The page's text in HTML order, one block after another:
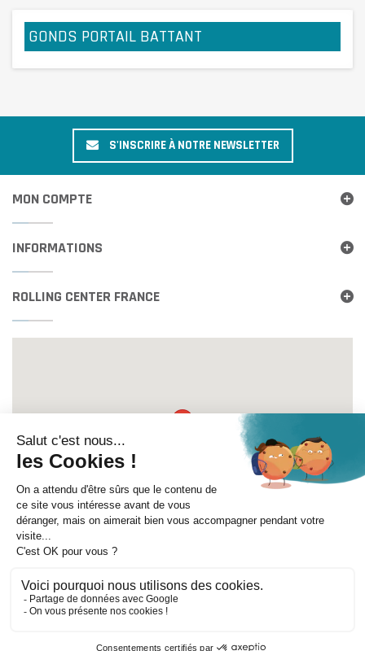
GONDS PORTAIL BATTANT
S'INSCRIRE À NOTRE NEWSLETTER
MON COMPTE
INFORMATIONS
ROLLING CENTER FRANCE
Mentions légales